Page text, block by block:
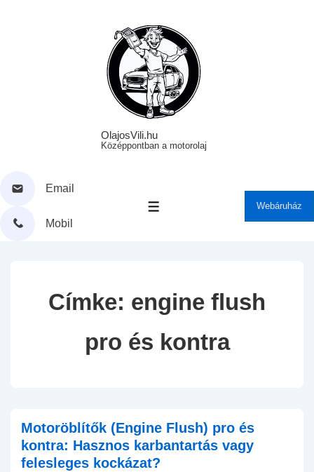
OlajosVili.hu
Középpontban a motorolaj
Email
Mobil
MENÜ Webáruház
Címke: engine flush
pro és kontra
Motoröblítők (Engine Flush) pro és
kontra: Hasznos karbantartás vagy
felesleges kockázat?